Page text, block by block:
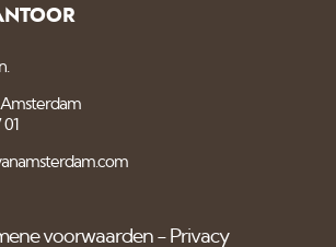
Amsterdam
01
voorwaarden Privacy